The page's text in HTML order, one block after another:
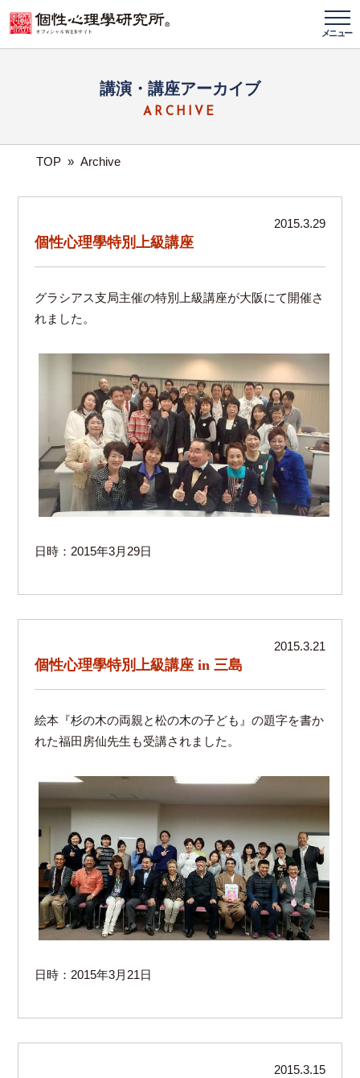
メニュー
講演・講座アーカイブ
ARCHIVE
TOP » Archive
2015.3.29
個性心理學特別上級講座
グラシアス支局主催の特別上級講座が大阪にて開催さ
れました。
日時：2015年3月29日
2015.3.21
個性心理學特別上級講座 in 三島
絵本『杉の木の両親と松の木の子ども』の題字を書か
れた福田房仙先生も受講されました。
日時：2015年3月21日
2015.3.15